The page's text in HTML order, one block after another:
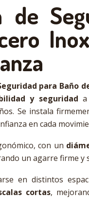
de
para Baño
y seguridad
Se instala
en cada
con un
un agarre firme y
en distintos
cortas,